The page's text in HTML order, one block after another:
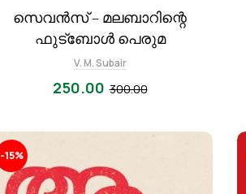
സെവൻസ് – മലബാറിന്റെ
ഫുട്ബോൾ പെരുമ
V. M. Subair
300.00
250.00
-15%